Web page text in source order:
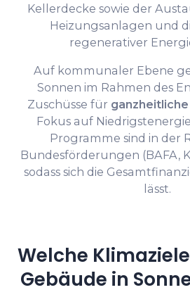
Kellerdecke sowie der
Heizungsanlagen und
regenerativer
Auf kommunaler Ebene
Sonnen im Rahmen des
Zuschüsse für
Fokus auf
Programme sind in der
Bundesförderungen (BAFA,
sodass sich die
lässt.
Welche
Gebäude in